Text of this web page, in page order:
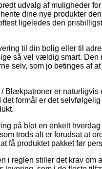
udvalg af muligheder
dine nye produkter
ligeledes den
til din bolig eller til
så vel vældig smart. Den
selv, som jo betinges af
er naturligvis
formål er det
på blot en enkelt hverdag
trods alt er forudsat at
få produktet pakket før
i reglen stiller det krav om